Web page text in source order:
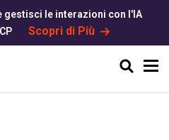
Cerca
le interazioni con l'IA
Scopri di Più